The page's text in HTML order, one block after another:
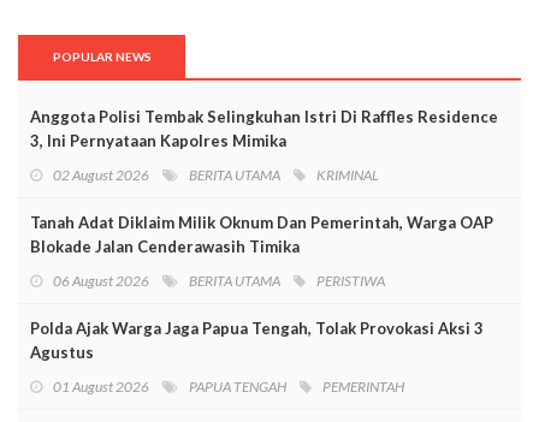
POPULAR NEWS
Anggota Polisi Tembak Selingkuhan Istri Di Raffles Residence
3, Ini Pernyataan Kapolres Mimika
02 August 2026 BERITA UTAMA KRIMINAL
Tanah Adat Diklaim Milik Oknum Dan Pemerintah, Warga OAP
Blokade Jalan Cenderawasih Timika
06 August 2026 BERITA UTAMA PERISTIWA
Polda Ajak Warga Jaga Papua Tengah, Tolak Provokasi Aksi 3
Agustus
01 August 2026 PAPUA TENGAH PEMERINTAH